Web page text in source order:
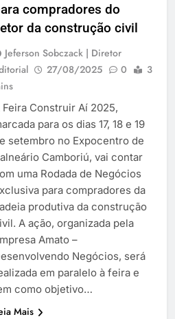
compradores do
da construção civil
Jeferson Sobczack | Diretor
27/08/2025 0
3
Feira Construir Aí 2025,
para os dias 17, 18 e 19
setembro no Expocentro de
Camboriú, vai contar
uma Rodada de Negócios
para compradores da
produtiva da construção
A ação, organizada pela
Amato –
Negócios, será
em paralelo à feira e
como objetivo…
Mais